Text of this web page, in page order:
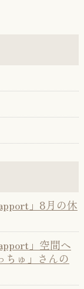
」8月の休
」空間へ
ちゅ」さんの